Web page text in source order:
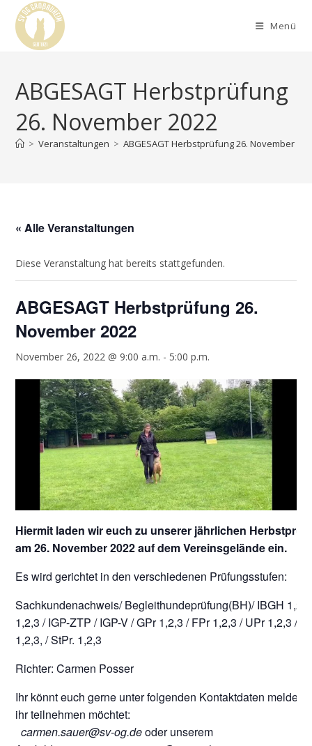
Menü
ABGESAGT Herbstprüfung
26. November 2022
> Veranstaltungen > ABGESAGT Herbstprüfung 26. November
« Alle Veranstaltungen
Diese Veranstaltung hat bereits stattgefunden.
ABGESAGT Herbstprüfung 26.
November 2022
November 26, 2022 @ 9:00 a.m. - 5:00 p.m.
Hiermit laden wir euch zu unserer jährlichen
am 26. November 2022 auf dem Vereinsgelände ein.
Es wird gerichtet in den verschiedenen Prüfungsstufen:
Sachkundenachweis/ Begleithundeprüfung(BH)/ IBGH
1,2,3 / IGP-ZTP / IGP-V / GPr 1,2,3 / FPr 1,2,3 / UPr 1,2,3 /
1,2,3, / StPr. 1,2,3
Richter: Carmen Posser
Ihr könnt euch gerne unter folgenden Kontaktdaten melden,
ihr teilnehmen möchtet:
carmen.sauer@sv-og.deoder unserem